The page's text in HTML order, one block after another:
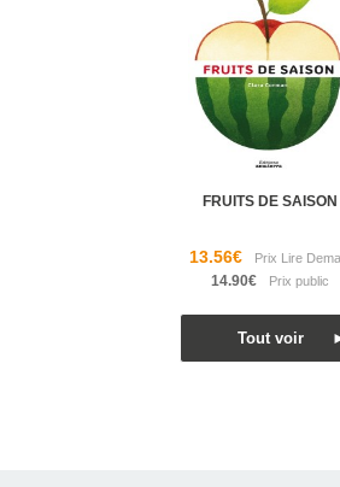
FRUITS DE SAISON
13.56€
14.90€